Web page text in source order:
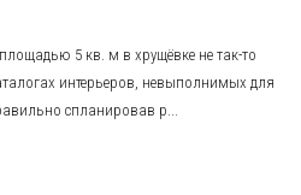
5 кв. м в хрущёвке не так-то
интерьеров, невыполнимых для
спланировав р...